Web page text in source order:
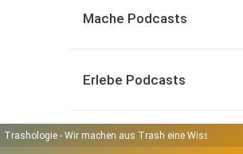
Mache Podcasts
Erlebe Podcasts
Trashologie - Wir machen aus Trash eine